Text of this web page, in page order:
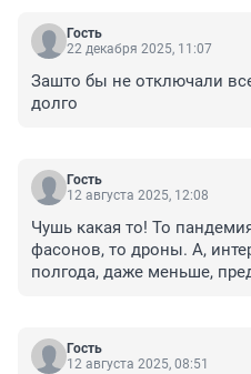
Гость
22 декабря 2025, 11:07
Зашто бы не отключали
долго
Гость
12 августа 2025, 12:08
Чушь какая то! То
фасонов, то дроны. А,
полгода, даже меньше,
дронами, с гриппом или
связано? Что только не
издеваться над людьми?
Гость
12 августа 2025, 08:51